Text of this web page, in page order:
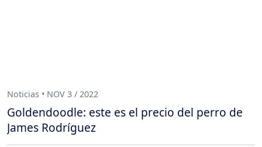
Noticias • NOV 3 / 2022
Goldendoodle: este es el precio del perro de
James Rodríguez